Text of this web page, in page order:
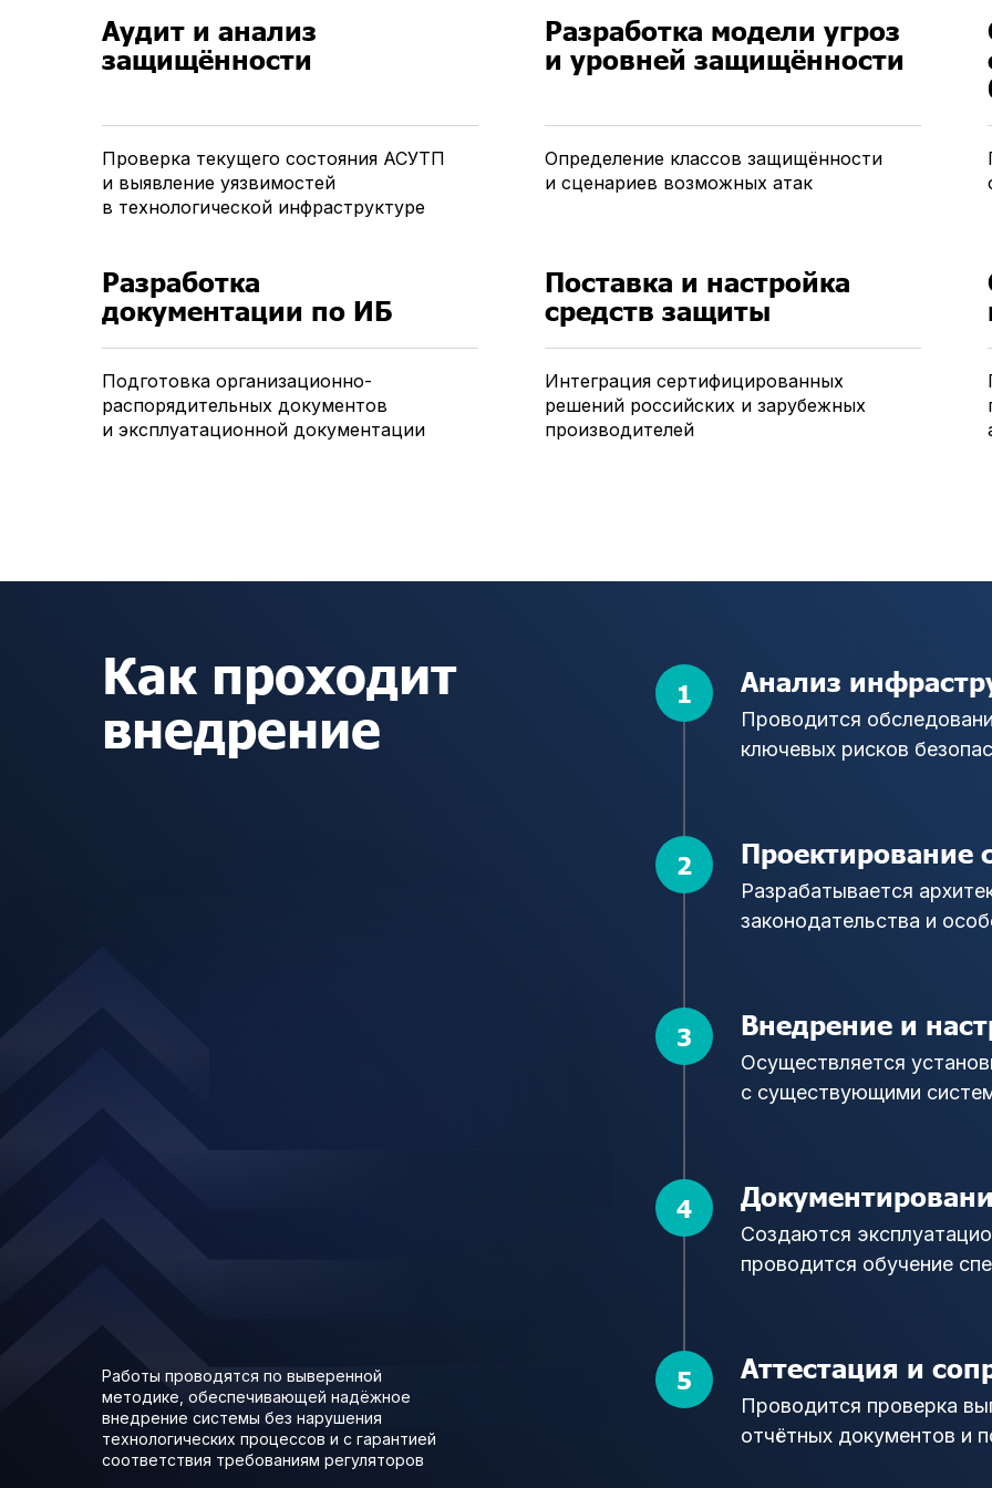
Аудит и анализ
защищённости
Проверка текущего состояния АСУТП
и выявление уязвимостей
в технологической инфраструктуре
Разработка модели угроз
и уровней защищённости
Определение классов защищённости
и сценариев возможных атак
Разработка
документации по ИБ
Подготовка организационно-
распорядительных документов
и эксплуатационной документации
Поставка и настройка
средств защиты
Интеграция сертифицированных
решений российских и зарубежных
производителей
Работы проводятся по выверенной
методике, обеспечивающей надёжное
внедрение системы без нарушения
технологических процессов и с гарантией
соответствия требованиям регуляторов
Как проходит
внедрение
Анализ
Проводится
ключевых рисков
Проектирование
Разрабатывается
законодательства и
Внедрение и
Осуществляется
с существующими
Создаются
проводится обучение
Аттестация и
Проводится проверка
отчётных документов и